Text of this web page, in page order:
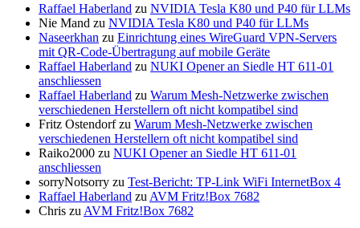
Raffael Haberland zu NVIDIA Tesla K80 und P40 für LLMs
Nie Mand zu NVIDIA Tesla K80 und P40 für LLMs
Naseerkhan zu Einrichtung eines WireGuard VPN-Servers
mit QR-Code-Übertragung auf mobile Geräte
Raffael Haberland zu NUKI Opener an Siedle HT 611-01
anschliessen
Raffael Haberland zu Warum Mesh-Netzwerke zwischen
verschiedenen Herstellern oft nicht kompatibel sind
Fritz Ostendorfzu Warum Mesh-Netzwerke zwischen
verschiedenen Herstellern oft nicht kompatibel sind
Raiko2000 zu NUKI Opener an Siedle HT 611-01
anschliessen
sorryNotsorry zu Test-Bericht: TP-Link WiFi InternetBox 4
Raffael Haberland zu AVM Fritz!Box 7682
Chris zu AVM Fritz!Box 7682